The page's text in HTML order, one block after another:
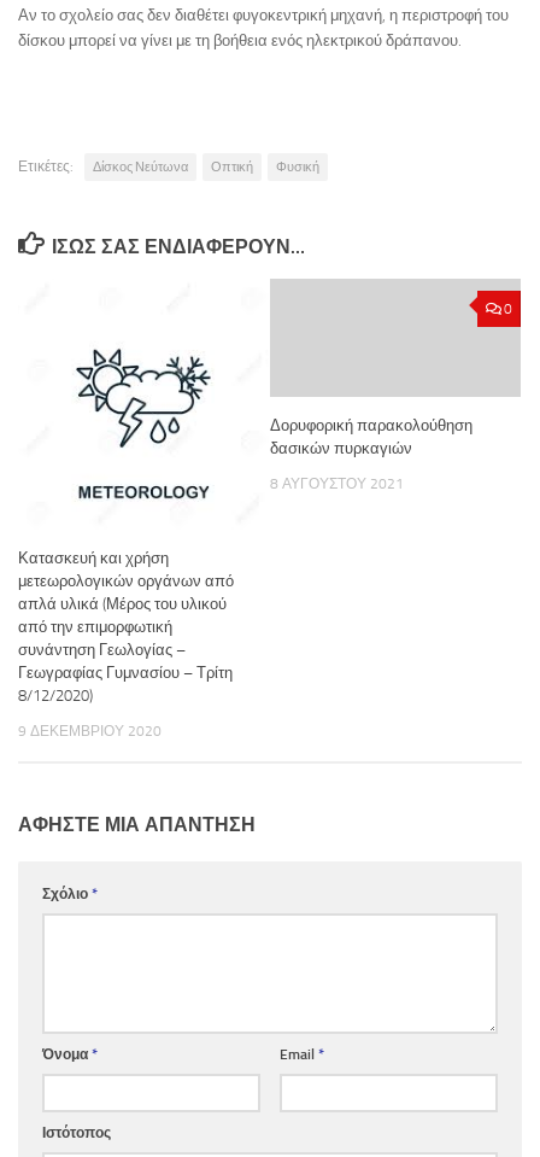
Αν το σχολείο σας δεν διαθέτει φυγοκεντρική μηχανή, η περιστροφή του
δίσκου μπορεί να γίνει με τη βοήθεια ενός ηλεκτρικού δράπανου.
Ετικέτες: Δίσκος Νεύτωνα Οπτική Φυσική
ΊΣΩΣ ΣΑΣ ΕΝΔΙΑΦΈΡΟΥΝ…
Κατασκευή και χρήση
μετεωρολογικών οργάνων από
απλά υλικά (Μέρος του υλικού
από την επιμορφωτική
συνάντηση Γεωλογίας –
Γεωγραφίας Γυμνασίου – Τρίτη
8/12/2020)
9 ΔΕΚΕΜΒΡΊΟΥ 2020
0
Δορυφορική παρακολούθηση
δασικών πυρκαγιών
8 ΑΥΓΟΎΣΤΟΥ 2021
ΑΦΉΣΤΕ ΜΙΑ ΑΠΆΝΤΗΣΗ
Σχόλιο *
Όνομα * Email *
Ιστότοπος